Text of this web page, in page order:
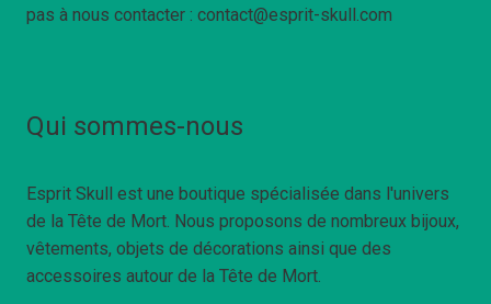
pas à nous contacter : contact@esprit-skull.com
Qui sommes-nous
Esprit Skull est une boutique spécialisée dans l'univers
de la Tête de Mort. Nous proposons de nombreux bijoux,
vêtements, objets de décorations ainsi que des
accessoires autour de la Tête de Mort.